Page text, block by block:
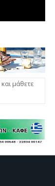
και μάθετε